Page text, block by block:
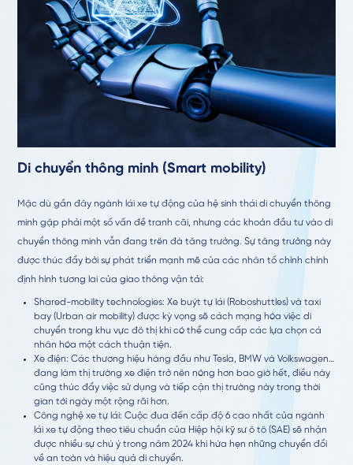
Di chuyển thông minh (Smart mobility)
Mặc dù gần đây ngành lái xe tự động của hệ sinh thái di chuyển thông
minh gặp phải một số vấn đề tranh cãi, nhưng các khoản đầu tư vào di
chuyển thông minh vẫn đang trên đà tăng trưởng. Sự tăng trưởng này
được thúc đẩy bởi sự phát triển mạnh mẽ của các nhân tố chính chính
định hình tương lai của giao thông vận tải:
Shared-mobility technologies: Xe buýt tự lái (Roboshuttles)và taxi
bay (Urban air mobility) được kỳ vọng sẽ cách mạng hóa việc di
chuyển trong khu vực đô thị khi có thể cung cấp các lựa chọn cá
nhân hóa một cách thuận tiện.
Xe điện: Các thương hiệu hàng đầu như Tesla, BMW và Volkswagen…
đang làm thị trường xe điện trở nên nóng hơn bao giờ hết, điều này
cũng thúc đẩy việc sử dụng và tiếp cận thị trường này trong thời
gian tới ngày một rộng rãi hơn.
Công nghệ xe tự lái: Cuộc đua đến cấp độ 6 cao nhất của ngành
lái xe tự động theo tiêu chuẩn của Hiệp hội kỹ sư ô tô (SAE) sẽ nhận
được nhiều sự chú ý trong năm 2024 khi hứa hẹn những chuyển đổi
về an toàn và hiệu quả di chuyển.